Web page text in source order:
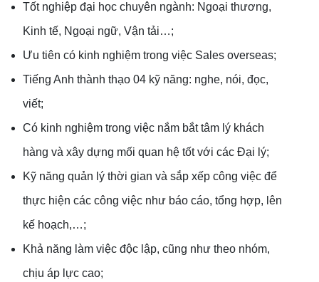
Tốt nghiệp đại học chuyên ngành: Ngoại thương,
Kinh tế, Ngoại ngữ, Vận tải…;
Ưu tiên có kinh nghiệm trong việc Sales overseas;
Tiếng Anh thành thạo 04 kỹ năng: nghe, nói, đọc,
viết;
Có kinh nghiệm trong việc nắm bắt tâm lý khách
hàng và xây dựng mối quan hệ tốt với các Đại lý;
Kỹ năng quản lý thời gian và sắp xếp công việc để
thực hiện các công việc như báo cáo, tổng hợp, lên
kế hoạch,…;
Khả năng làm việc độc lập, cũng như theo nhóm,
chịu áp lực cao;